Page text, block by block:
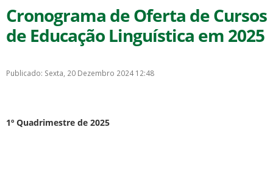
Cronograma de Oferta de Cursos
de Educação Linguística em 2025
Publicado: Sexta, 20 Dezembro 2024 12:48
1º Quadrimestre de 2025